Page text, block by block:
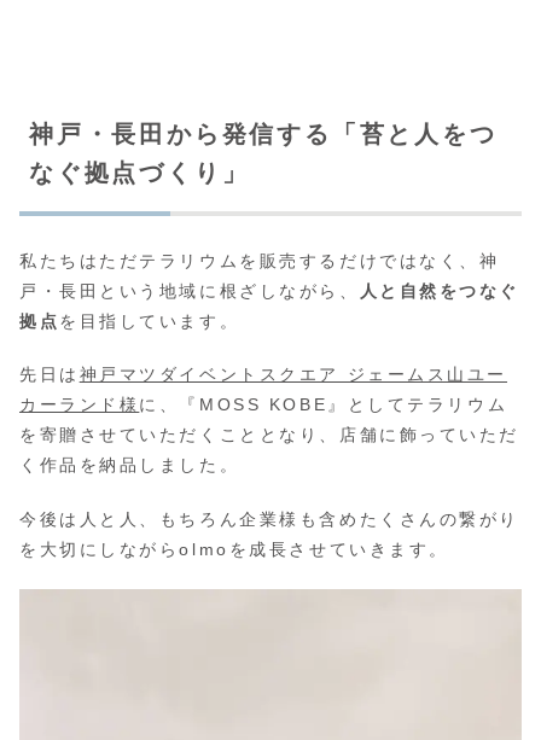
神戸・長田から発信する「苔と人をつ
なぐ拠点づくり」
私たちはただテラリウムを販売するだけではなく、神
戸・長田という地域に根ざしながら、
人と自然をつなぐ
拠点を目指しています。
先日は 神戸マツダイベントスクエア ジェームス山ユー
カーランド様 に、『MOSS KOBE』としてテラリウム
を寄贈させていただくこととなり、店舗に飾っていただ
く作品を納品しました。
今後は人と人、もちろん企業様も含めたくさんの繋がり
を大切にしながらolmoを成長させていきます。